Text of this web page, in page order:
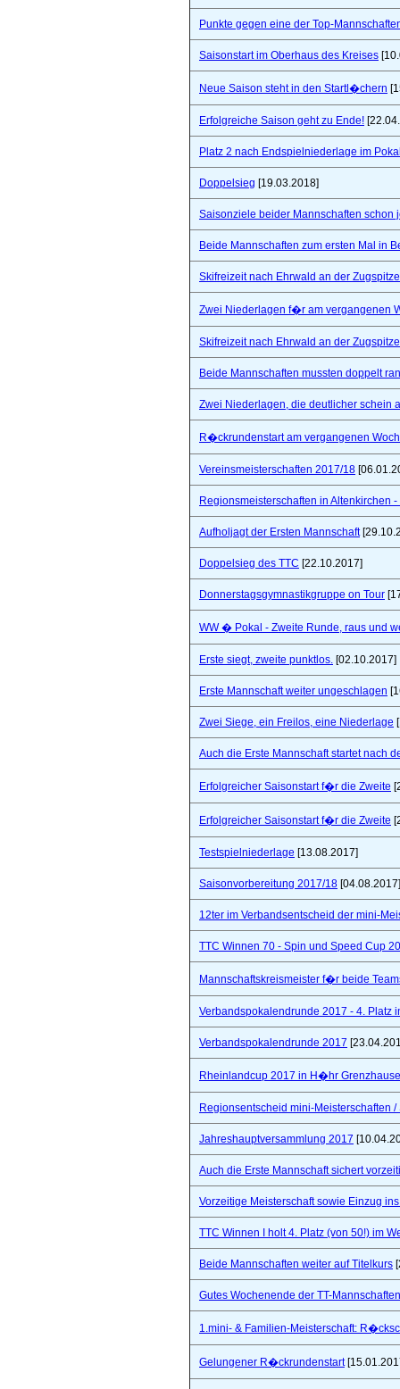
Punkte gegen eine der Top-
Saisonstart im Oberhaus des Kreises
Neue Saison steht in den Startl�chern
Erfolgreiche Saison geht zu Ende!
Platz 2 nach Endspielniederlage im
Doppelsieg [19.03.2018]
Saisonziele beider Mannschaften schon
Beide Mannschaften zum ersten Mal in
Skifreizeit nach Ehrwald an der Zugspitze
Zwei Niederlagen f�r am vergangenen
Skifreizeit nach Ehrwald an der Zugspitze
Beide Mannschaften mussten doppelt
Zwei Niederlagen, die deutlicher schein
R�ckrundenstart am vergangenen
Vereinsmeisterschaften 2017/18
Regionsmeisterschaften in Altenkirchen
Aufholjagt der Ersten Mannschaft
Doppelsieg des TTC [22.10.2017]
Donnerstagsgymnastikgruppe on Tour
WW � Pokal - Zweite Runde, raus und
Erste siegt, zweite punktlos. [02.10.2017]
Erste Mannschaft weiter ungeschlagen
Zwei Siege, ein Freilos, eine Niederlage
Auch die Erste Mannschaft startet nach
Erfolgreicher Saisonstart f�r die Zweite
Erfolgreicher Saisonstart f�r die Zweite
Testspielniederlage [13.08.2017]
Saisonvorbereitung 2017/18 [04.08.2017]
12ter im Verbandsentscheid der mini-
TTC Winnen 70 - Spin und Speed Cup
Mannschaftskreismeister f�r beide
Verbandspokalendrunde 2017 - 4. Platz
Verbandspokalendrunde 2017
Rheinlandcup 2017 in H�hr
Regionsentscheid mini-Meisterschaften
Jahreshauptversammlung 2017
Auch die Erste Mannschaft sichert
Vorzeitige Meisterschaft sowie Einzug
TTC Winnen I holt 4. Platz (von 50!) im
Beide Mannschaften weiter auf Titelkurs
Gutes Wochenende der TT-
1.mini- & Familien-Meisterschaft:
Gelungener R�ckrundenstart